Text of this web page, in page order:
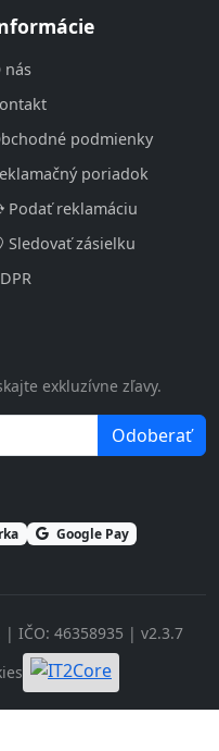
nás
podmienky
poriadok
Podať reklamáciu
Sledovať zásielku
exkluzívne zľavy.
Odoberať
Google Pay
| IČO: 46358935 | v2.3.7